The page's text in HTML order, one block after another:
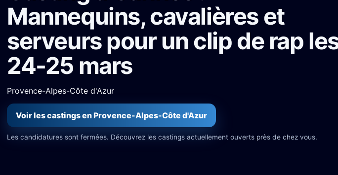
Mannequins, cavalières et
serveurs pour un clip de rap
24-25 mars
Provence-Alpes-Côte d'Azur
Voir les castings en Provence-Alpes-Côte d'Azur
Les candidatures sont fermées. Découvrez les castings actuellement ouverts près de chez vous.